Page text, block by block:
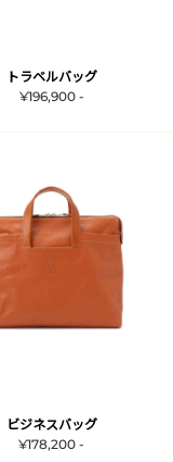
トラベルバッグ
¥196,900 -
ビジネスバッグ
¥178,200 -